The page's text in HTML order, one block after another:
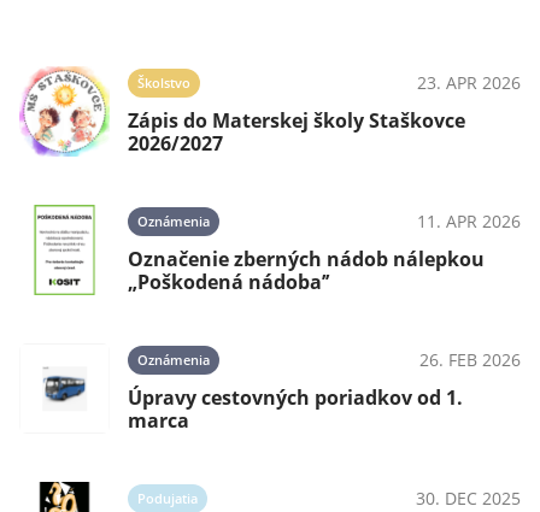
Školstvo 23. APR 2026
Zápis do Materskej školy Staškovce
2026/2027
Oznámenia 11. APR 2026
Označenie zberných nádob nálepkou
„Poškodená nádoba’’
Oznámenia 26. FEB 2026
Úpravy cestovných poriadkov od 1.
marca
Podujatia 30. DEC 2025